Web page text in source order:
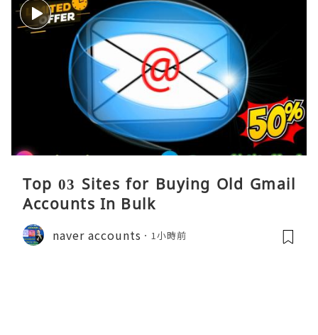
Top 03 Sites for Buying Old Gmail
Accounts In Bulk
naver accounts 1小時前